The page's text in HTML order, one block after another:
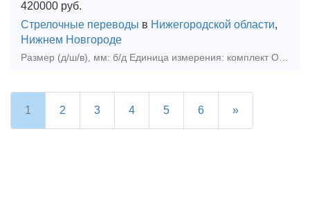
420000 руб.
Стрелочные переводы в Нижегородской области,
Нижнем Новгороде
1 2 3 4 5 6 »